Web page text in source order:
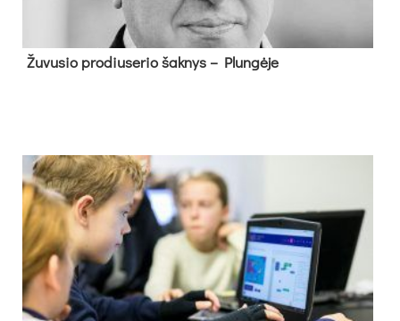
Žu­vu­sio pro­diu­se­rio šak­nys – Plun­gė­je